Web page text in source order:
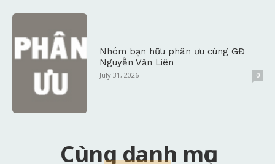
Nhóm bạn hữu phân ưu cùng GĐ
Nguyễn Văn Liên
July 31, 2026 0
Cùng danh mục